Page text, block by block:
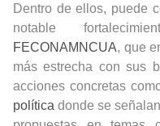
Dentro de ellos, puede
notable
FECONAMNCUA, que
más estrecha con sus
acciones concretas
política donde se